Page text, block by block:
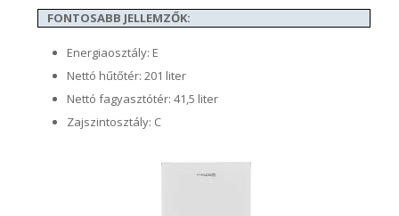
FONTOSABB JELLEMZŐK:
Energiaosztály: E
Nettó hűtőtér: 201 liter
Nettó fagyasztótér: 41,5 liter
Zajszintosztály: C